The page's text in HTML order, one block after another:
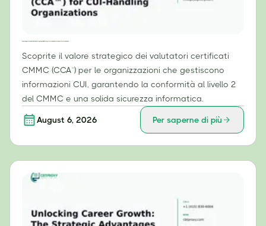
Scoprite il valore strategico dei valutatori certificati
CMMC (CCA™) per le organizzazioni che gestiscono
informazioni CUI, garantendo la conformità al livello 2
del CMMC e una solida sicurezza informatica.
August 6, 2026 Per saperne di più